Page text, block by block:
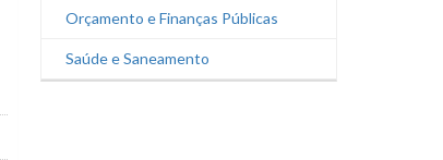
Orçamento e Finanças Públicas
Saúde e Saneamento